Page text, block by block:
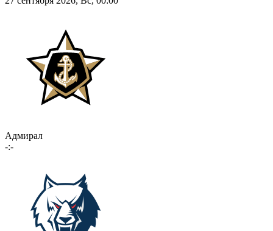
Адмирал
-:-